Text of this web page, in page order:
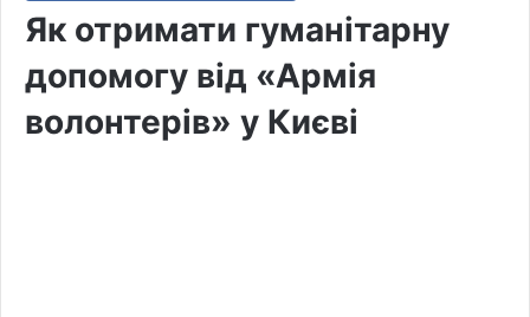
Як отримати гуманітарну
допомогу від «Армія
волонтерів» у Києві